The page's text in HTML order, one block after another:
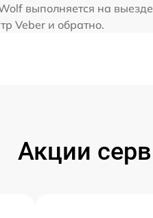
выполняется на
Veber и обратно.
Акции